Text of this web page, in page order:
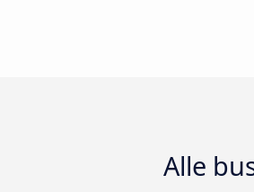
Alle